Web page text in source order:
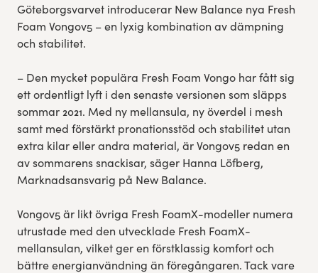
Göteborgsvarvet introducerar New Balance nya Fresh
Foam Vongov5 – en lyxig kombination av dämpning
och stabilitet.
– Den mycket populära Fresh Foam Vongo har fått sig
ett ordentligt lyft i den senaste versionen som släpps
sommar 2021. Med ny mellansula, ny överdel i mesh
samt med förstärkt pronationsstöd och stabilitet utan
extra kilar eller andra material, är Vongov5 redan en
av sommarens snackisar, säger Hanna Löfberg,
Marknadsansvarig på New Balance.
Vongov5 är likt övriga Fresh FoamX-modeller numera
utrustade med den utvecklade Fresh FoamX-
mellansulan, vilket ger en förstklassig komfort och
bättre energianvändning än föregångaren. Tack vare
Funktionär/Volontär